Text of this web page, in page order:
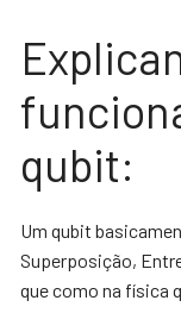
qubit:
Um qubit
Superposição,
que como na física